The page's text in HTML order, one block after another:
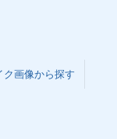
ク画像から探す